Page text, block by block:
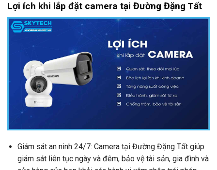
Lợi ích khi lắp đặt camera tại Đường Đặng Tất
Giám sát an ninh 24/7: Camera tại Đường Đặng Tất giúp
giám sát liên tục ngày và đêm, bảo vệ tài sản, gia đình và